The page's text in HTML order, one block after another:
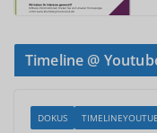
Timeline @
DOKUS